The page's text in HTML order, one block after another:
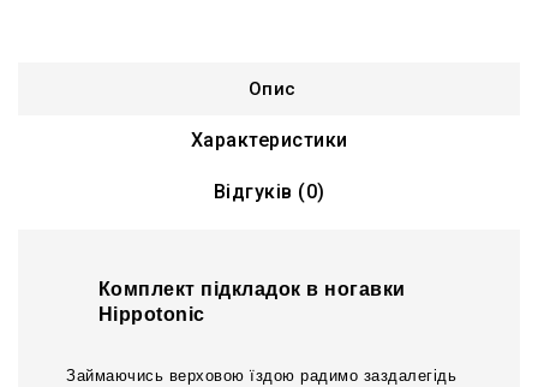
Опис
Характеристики
Відгуків (0)
Комплект підкладок в ногавки
Hippotonic
Займаючись верховою їздою радимо заздалегідь